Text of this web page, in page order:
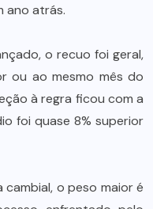
ano atrás.
o recuo foi geral,
ou ao mesmo mês do
à regra ficou com a
foi quase 8% superior
o peso maior é